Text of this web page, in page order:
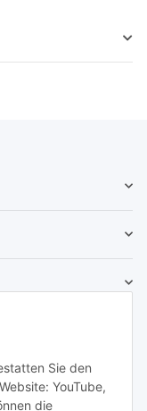
Sie den
YouTube,
die